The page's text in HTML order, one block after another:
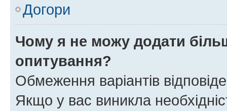
Догори
Чому я не можу додати
опитування?
Обмеження варіантів
Якщо у вас виникла